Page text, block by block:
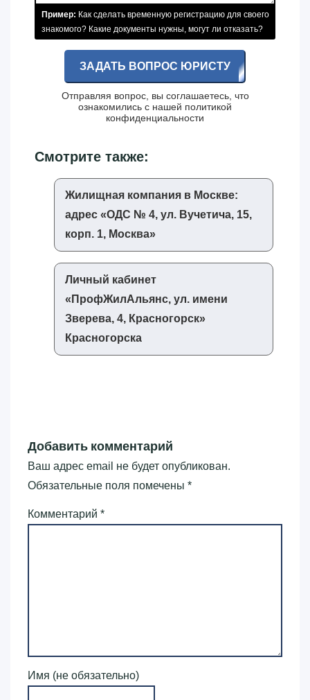
Пример: Как сделать временную регистрацию для своего
знакомого? Какие документы нужны, могут ли отказать?
ЗАДАТЬ ВОПРОС ЮРИСТУ
Отправляя вопрос, вы соглашаетесь, что
ознакомились с нашей политикой
конфиденциальности
Смотрите также:
Жилищная компания в Москве:
адрес «‎ОДС № 4, ул. Вучетича, 15,
корп. 1, Москва»‎
Личный кабинет
«‎ПрофЖилАльянс, ул. имени
Зверева, 4, Красногорск»‎
Красногорска
Добавить комментарий
Ваш адрес email не будет опубликован.
Обязательные поля помечены *
Комментарий *
Имя (не обязательно)